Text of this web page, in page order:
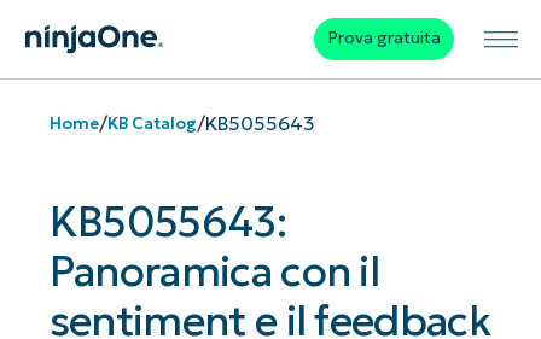
Prova gratuita
Home/KB Catalog/KB5055643
KB5055643:
Panoramica con il
sentiment e il feedback